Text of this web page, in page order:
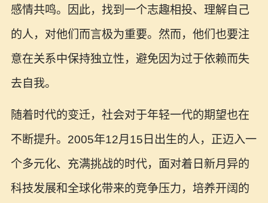
感情共鸣。因此，找到一个志趣相投、理解自己
的人，对他们而言极为重要。然而，他们也要注
意在关系中保持独立性，避免因为过于依赖而失
去自我。
随着时代的变迁，社会对于年轻一代的期望也在
不断提升。2005年12月15日出生的人，正迈入一
个多元化、充满挑战的时代，面对着日新月异的
科技发展和全球化带来的竞争压力，培养开阔的